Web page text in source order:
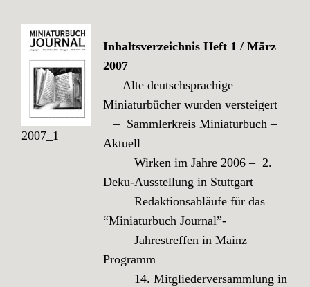
2007_1
Inhaltsverzeichnis Heft 1 / März
2007
– Alte deutschsprachige
Miniaturbücher wurden versteigert
– Sammlerkreis Miniaturbuch –
Aktuell
Wirken im Jahre 2006 – 2.
Deku-Ausstellung in Stuttgart
Redaktionsabläufe für das
“Miniaturbuch Journal”-
Jahrestreffen in Mainz –
Programm
14. Mitgliederversammlung in